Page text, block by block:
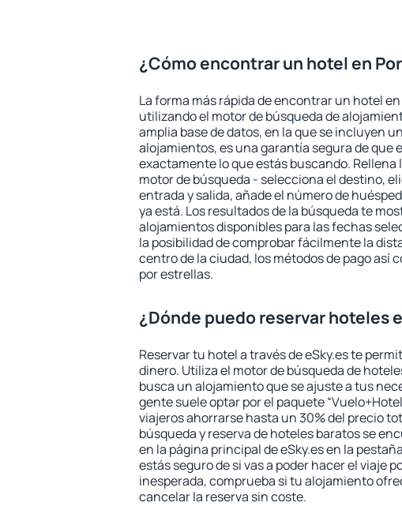
¿Cómo encontrar un hotel en
La forma más rápida de encontrar un hotel
utilizando el motor de búsqueda de
amplia base de datos, en la que se incluyen
alojamientos, es una garantía segura de que
exactamente lo que estás buscando. Rellena
motor de búsqueda - selecciona el destino,
entrada y salida, añade el número de
ya está. Los resultados de la búsqueda te
alojamientos disponibles para las fechas
la posibilidad de comprobar fácilmente la
centro de la ciudad, los métodos de pago así
por estrellas.
¿Dónde puedo reservar hoteles
Reservar tu hotel a través de eSky.es te
dinero. Utiliza el motor de búsqueda de
busca un alojamiento que se ajuste a tus
gente suele optar por el paquete
viajeros ahorrarse hasta un 30% del precio
búsqueda y reserva de hoteles baratos se
en la página principal de eSky.es en la
estás seguro de si vas a poder hacer el viaje
inesperada, comprueba si tu alojamiento
cancelar la reserva sin coste.